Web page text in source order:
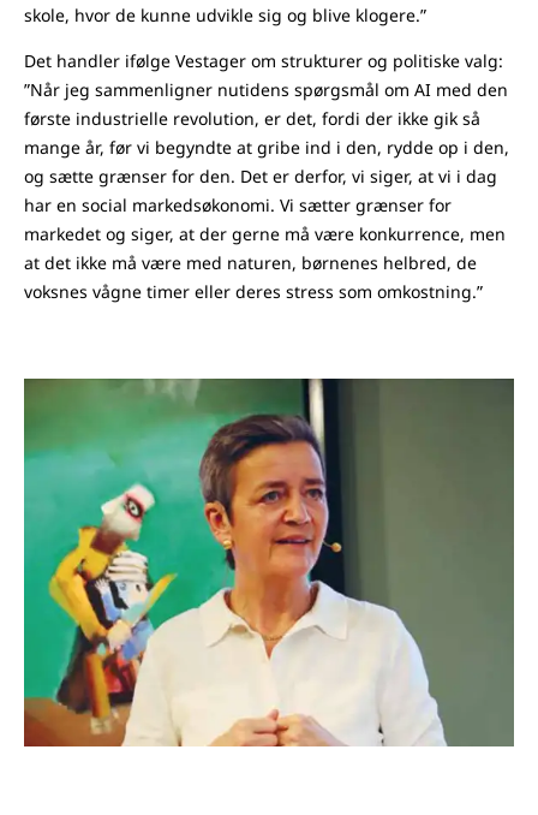
skole, hvor de kunne udvikle sig og blive klogere.”
Det handler ifølge Vestager om strukturer og politiske valg:
”Når jeg sammenligner nutidens spørgsmål om AI med den
første industrielle revolution, er det, fordi der ikke gik så
mange år, før vi begyndte at gribe ind i den, rydde op i den,
og sætte grænser for den. Det er derfor, vi siger, at vi i dag
har en social markedsøkonomi. Vi sætter grænser for
markedet og siger, at der gerne må være konkurrence, men
at det ikke må være med naturen, børnenes helbred, de
voksnes vågne timer eller deres stress som omkostning.”